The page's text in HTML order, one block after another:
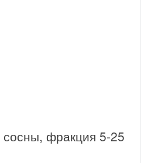
сосны, фракция 5-25